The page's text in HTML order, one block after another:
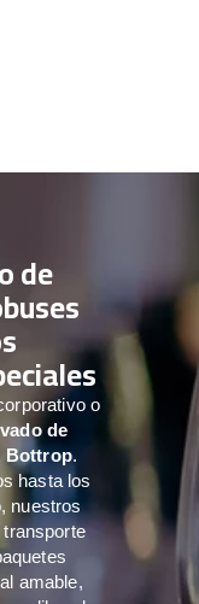
de
o
de
Bottrop.
hasta los
nuestros
amable,